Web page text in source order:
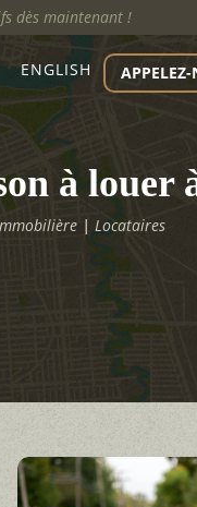
dès maintenant !
ENGLISH
à louer
| Locataires